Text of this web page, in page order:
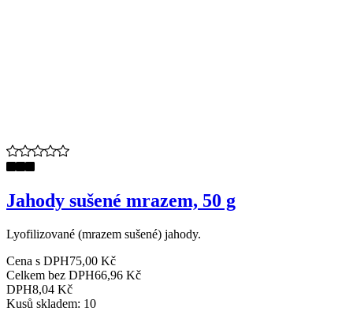
Jahody sušené mrazem, 50 g
Lyofilizované (mrazem sušené) jahody.
Cena s DPH75,00 Kč
Celkem bez DPH66,96 Kč
DPH8,04 Kč
Kusů skladem: 10